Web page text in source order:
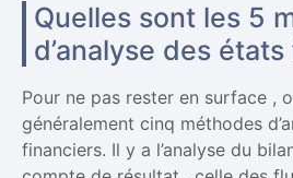
Quelles sont les 5
d’analyse des
Pour ne pas rester en surface ,
généralement cinq méthodes
financiers. Il y a l’analyse du